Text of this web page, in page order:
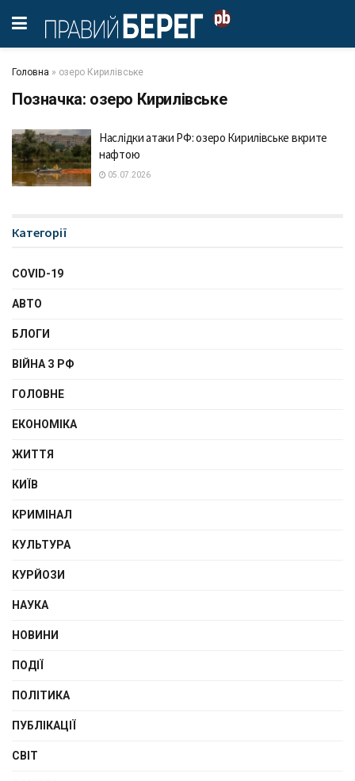
Головна » озеро Кирилівське
Позначка: озеро Кирилівське
Наслідки атаки РФ: озеро Кирилівське вкрите
нафтою
05.07.2026
Категорії
COVID-19
АВТО
БЛОГИ
ВІЙНА З РФ
ГОЛОВНЕ
ЕКОНОМІКА
ЖИТТЯ
КИЇВ
КРИМІНАЛ
КУЛЬТУРА
КУРЙОЗИ
НАУКА
НОВИНИ
ПОДІЇ
ПОЛІТИКА
ПУБЛІКАЦІЇ
СВІТ